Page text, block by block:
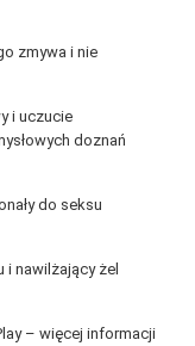
zmywa i nie
i uczucie
doznań
do seksu
i nawilżający żel
– więcej informacji